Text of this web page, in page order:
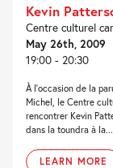
Kevin
Centre culturel
May 26th, 2009
19:00 - 20:30
À l’occasion de la
Michel, le Centre
rencontrer Kevin
dans la toundra à la...
LEARN MORE